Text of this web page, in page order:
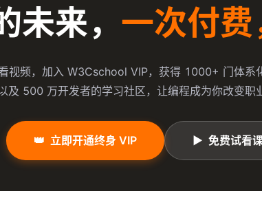
未来， 一次付费
视频，加入 W3Cschool VIP，获得 1000+ 门体系
及 500 万开发者的学习社区，让编程成为你改变职
👑 立即开通终身 VIP ▶ 免费试看